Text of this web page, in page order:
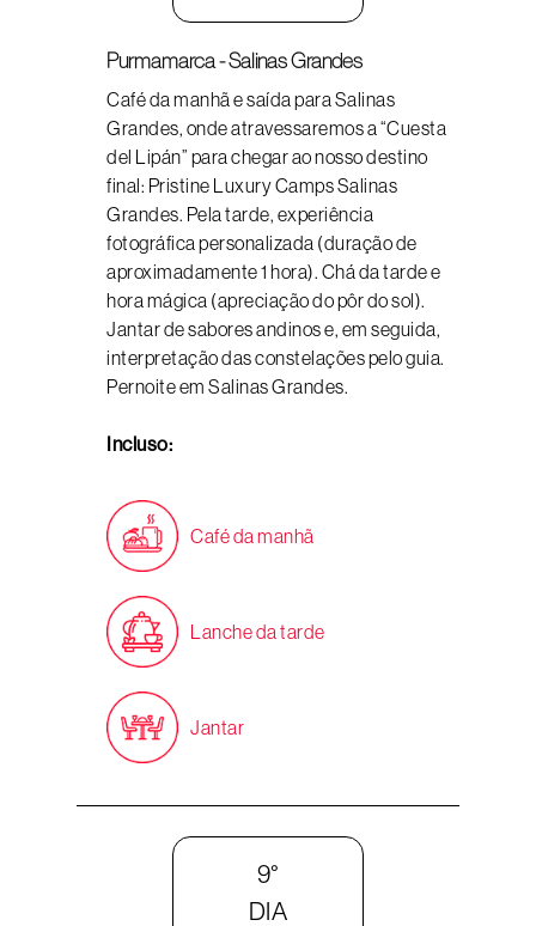
Purmamarca - Salinas Grandes
Café da manhã e saída para Salinas
Grandes, onde atravessaremos a “Cuesta
del Lipán” para chegar ao nosso destino
final: Pristine Luxury Camps Salinas
Grandes. Pela tarde, experiência
fotográfica personalizada (duração de
aproximadamente 1 hora). Chá da tarde e
hora mágica (apreciação do pôr do sol).
Jantar de sabores andinos e, em seguida,
interpretação das constelações pelo guia.
Pernoite em Salinas Grandes.
Incluso:
Café da manhã
Lanche da tarde
Jantar
9°
DIA